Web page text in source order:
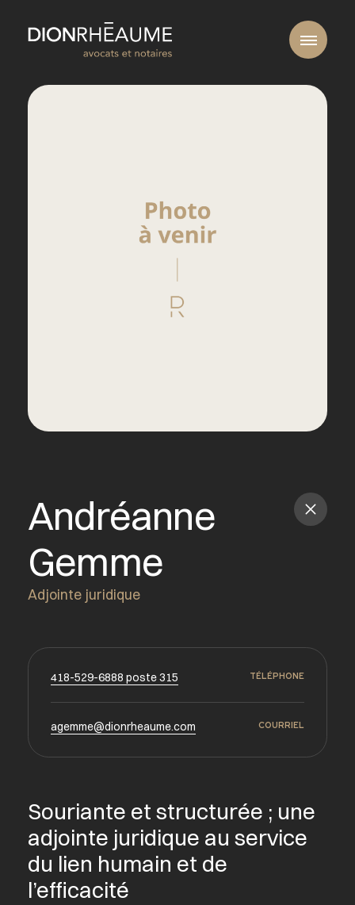
Andréanne
Gemme
Adjointe juridique
418-529-6888 poste 315 TÉLÉPHONE
agemme@dionrheaume.com COURRIEL
Souriante et structurée ; une
adjointe juridique au service
du lien humain et de
l’efficacité